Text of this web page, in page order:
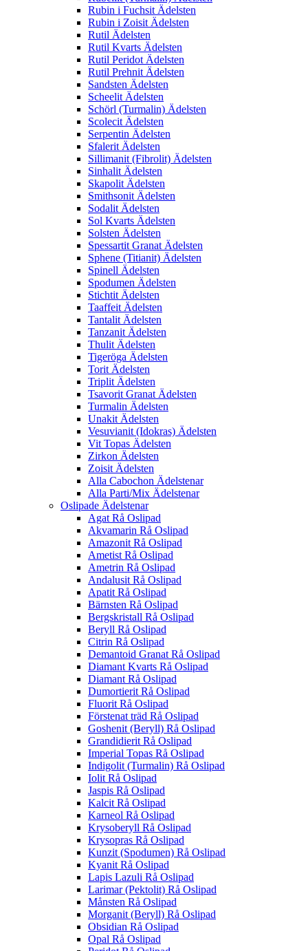
Rubin i Fuchsit Ädelsten
Rubin i Zoisit Ädelsten
Rutil Ädelsten
Rutil Kvarts Ädelsten
Rutil Peridot Ädelsten
Rutil Prehnit Ädelsten
Sandsten Ädelsten
Scheelit Ädelsten
Schörl (Turmalin) Ädelsten
Scolecit Ädelsten
Serpentin Ädelsten
Sfalerit Ädelsten
Sillimanit (Fibrolit) Ädelsten
Sinhalit Ädelsten
Skapolit Ädelsten
Smithsonit Ädelsten
Sodalit Ädelsten
Sol Kvarts Ädelsten
Solsten Ädelsten
Spessartit Granat Ädelsten
Sphene (Titianit) Ädelsten
Spinell Ädelsten
Spodumen Ädelsten
Stichtit Ädelsten
Taaffeit Ädelsten
Tantalit Ädelsten
Tanzanit Ädelsten
Thulit Ädelsten
Tigeröga Ädelsten
Torit Ädelsten
Triplit Ädelsten
Tsavorit Granat Ädelsten
Turmalin Ädelsten
Unakit Ädelsten
Vesuvianit (Idokras) Ädelsten
Vit Topas Ädelsten
Zirkon Ädelsten
Zoisit Ädelsten
Alla Cabochon Ädelstenar
Alla Parti/Mix Ädelstenar
Oslipade Ädelstenar
Agat Rå Oslipad
Akvamarin Rå Oslipad
Amazonit Rå Oslipad
Ametist Rå Oslipad
Ametrin Rå Oslipad
Andalusit Rå Oslipad
Apatit Rå Oslipad
Bärnsten Rå Oslipad
Bergskristall Rå Oslipad
Beryll Rå Oslipad
Citrin Rå Oslipad
Demantoid Granat Rå Oslipad
Diamant Kvarts Rå Oslipad
Diamant Rå Oslipad
Dumortierit Rå Oslipad
Fluorit Rå Oslipad
Förstenat träd Rå Oslipad
Goshenit (Beryll) Rå Oslipad
Grandidierit Rå Oslipad
Imperial Topas Rå Oslipad
Indigolit (Turmalin) Rå Oslipad
Iolit Rå Oslipad
Jaspis Rå Oslipad
Kalcit Rå Oslipad
Karneol Rå Oslipad
Krysoberyll Rå Oslipad
Krysopras Rå Oslipad
Kunzit (Spodumen) Rå Oslipad
Kyanit Rå Oslipad
Lapis Lazuli Rå Oslipad
Larimar (Pektolit) Rå Oslipad
Månsten Rå Oslipad
Morganit (Beryll) Rå Oslipad
Obsidian Rå Oslipad
Opal Rå Oslipad